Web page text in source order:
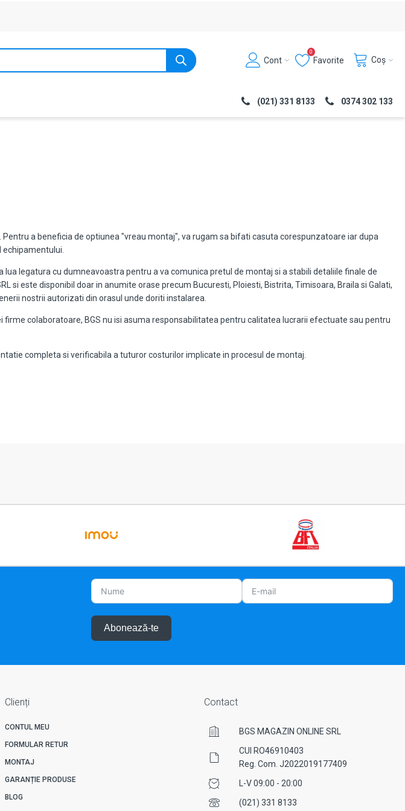
Cont
0
Favorite Coș
(021) 331 8133 0374 302 133
a beneficia de optiunea "vreau montaj", va rugam sa bifati casuta corespunzatoare iar dupa
legatura cu dumneavoastra pentru a va comunica pretul de montaj si a stabili detaliile finale de
si este disponibil doar in anumite orase precum Bucuresti, Ploiesti, Bistrita, Timisoara, Braila si Galati,
nostrii autorizati din orasul unde doriti instalarea.
colaboratoare, BGS nu isi asuma responsabilitatea pentru calitatea lucrarii efectuate sau pentru
completa si verificabila a tuturor costurilor implicate in procesul de montaj.
Abonează-te
Clienți
CONTUL MEU
FORMULAR RETUR
MONTAJ
GARANȚIE PRODUSE
BLOG
Contact
BGS MAGAZIN ONLINE SRL
CUI RO46910403
Reg. Com. J2022019177409
L-V 09:00 - 20:00
(021) 331 8133